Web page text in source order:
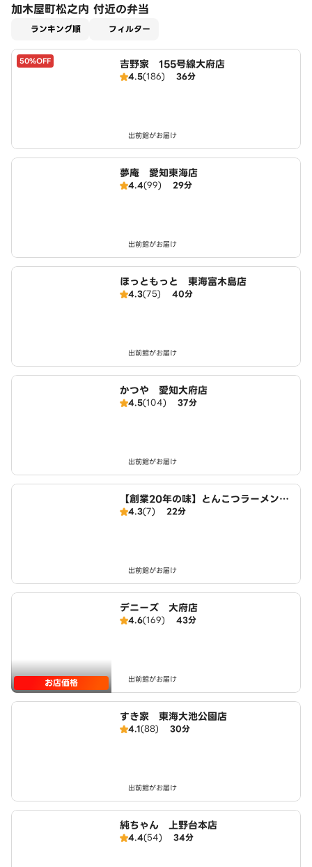
加木屋町松之内 付近の弁当
ランキング順 フィルター
50%OFF 吉野家 155号線大府店
4.5(186) 36分
出前館がお届け
夢庵 愛知東海店
4.4(99) 29分
出前館がお届け
ほっともっと 東海富木島店
4.3(75) 40分
出前館がお届け
かつや 愛知大府店
4.5(104) 37分
出前館がお届け
【創業20年の味】とんこつラーメン・
つけ麺 麺屋たけぞう
4.3(7) 22分
出前館がお届け
お店価格
デニーズ 大府店
4.6(169) 43分
出前館がお届け
すき家 東海大池公園店
4.1(88) 30分
出前館がお届け
純ちゃん 上野台本店
4.4(54) 34分